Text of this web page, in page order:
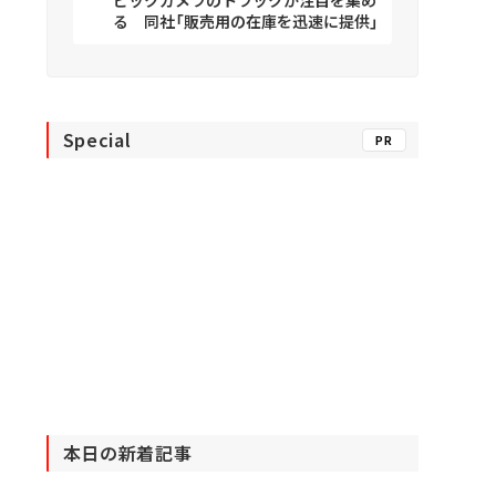
る 同社「販売用の在庫を迅速に提供」
Special PR
本日の新着記事